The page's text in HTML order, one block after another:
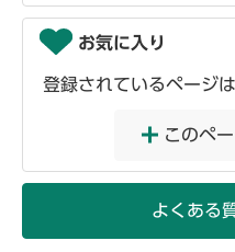
お気に入り
登録されているページ
このペ
よくある